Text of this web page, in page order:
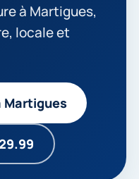
à Martigues,
locale et
Martigues